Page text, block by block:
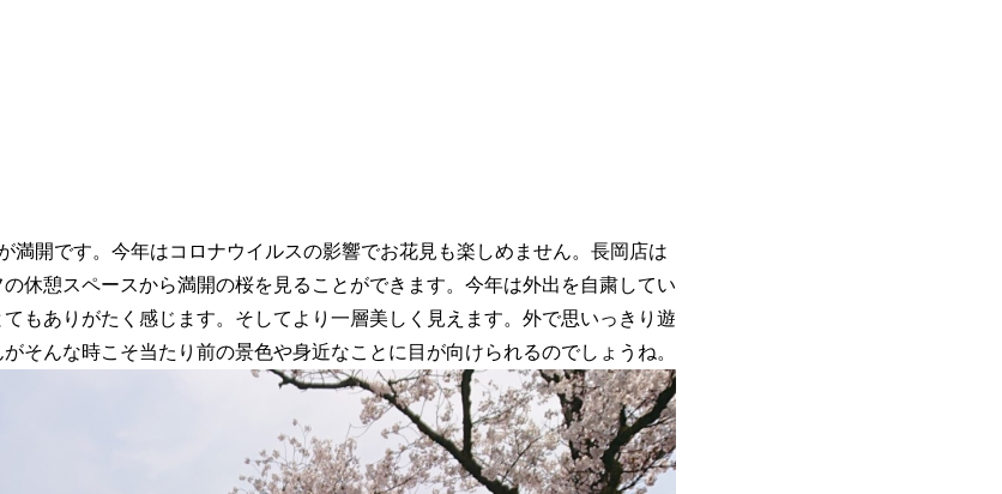
満開です。今年はコロナウイルスの影響でお花見も楽しめません。長岡店は
休憩スペースから満開の桜を見ることができます。今年は外出を自粛してい
もありがたく感じます。そしてより一層美しく見えます。外で思いっきり遊
そんな時こそ当たり前の景色や身近なことに目が向けられるのでしょうね。